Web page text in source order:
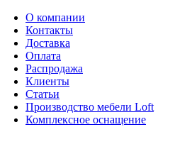
О компании
Контакты
Доставка
Оплата
Распродажа
Клиенты
Статьи
Производство мебели Loft
Комплексное оснащение